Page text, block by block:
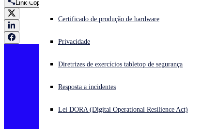
Enfrentando um ataque cibernético? Obtenha ajuda imediata
Português (Brasil) Open language switcher
Certificado de produção de hardware
Privacidade
Diretrizes de exercícios tabletop de segurança
Resposta a incidentes
Lei DORA (Digital Operational Resilience Act)
Link Copied